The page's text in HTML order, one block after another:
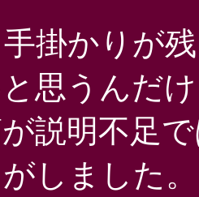
掛かりが
思うんだ
説明不足
しました